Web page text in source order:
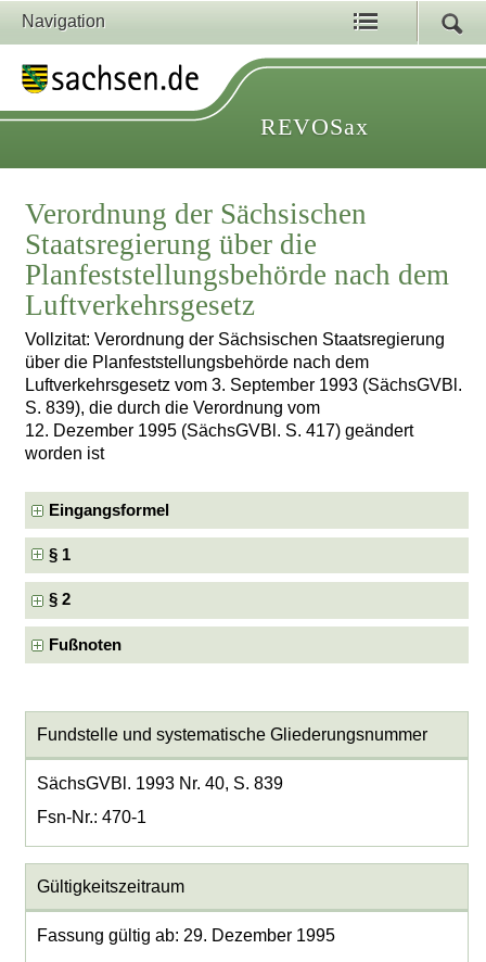
Navigation
REVOSax
Verordnung der Sächsischen
Staatsregierung über die
Planfeststellungsbehörde nach dem
Luftverkehrsgesetz
Vollzitat: Verordnung der Sächsischen Staatsregierung
über die Planfeststellungsbehörde nach dem
Luftverkehrsgesetz vom 3. September 1993 (SächsGVBl.
S. 839), die durch die Verordnung vom
12. Dezember 1995 (SächsGVBl. S. 417) geändert
worden ist
Eingangsformel
§ 1
§ 2
Fußnoten
Fundstelle und systematische Gliederungsnummer
SächsGVBl. 1993 Nr. 40, S. 839
Fsn-Nr.: 470-1
Gültigkeitszeitraum
Fassung gültig ab: 29. Dezember 1995